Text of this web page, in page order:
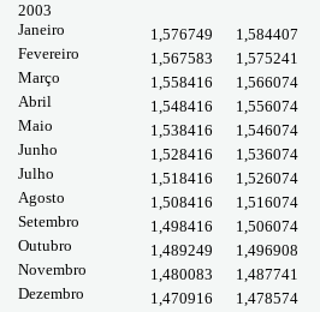
2003
Janeiro
1,576749 1,584407
Fevereiro
1,567583 1,575241
Março
1,558416 1,566074
Abril
1,548416 1,556074
Maio
1,538416 1,546074
Junho
1,528416 1,536074
Julho
1,518416 1,526074
Agosto
1,508416 1,516074
Setembro
1,498416 1,506074
Outubro
1,489249 1,496908
Novembro
1,480083 1,487741
Dezembro
1,470916 1,478574